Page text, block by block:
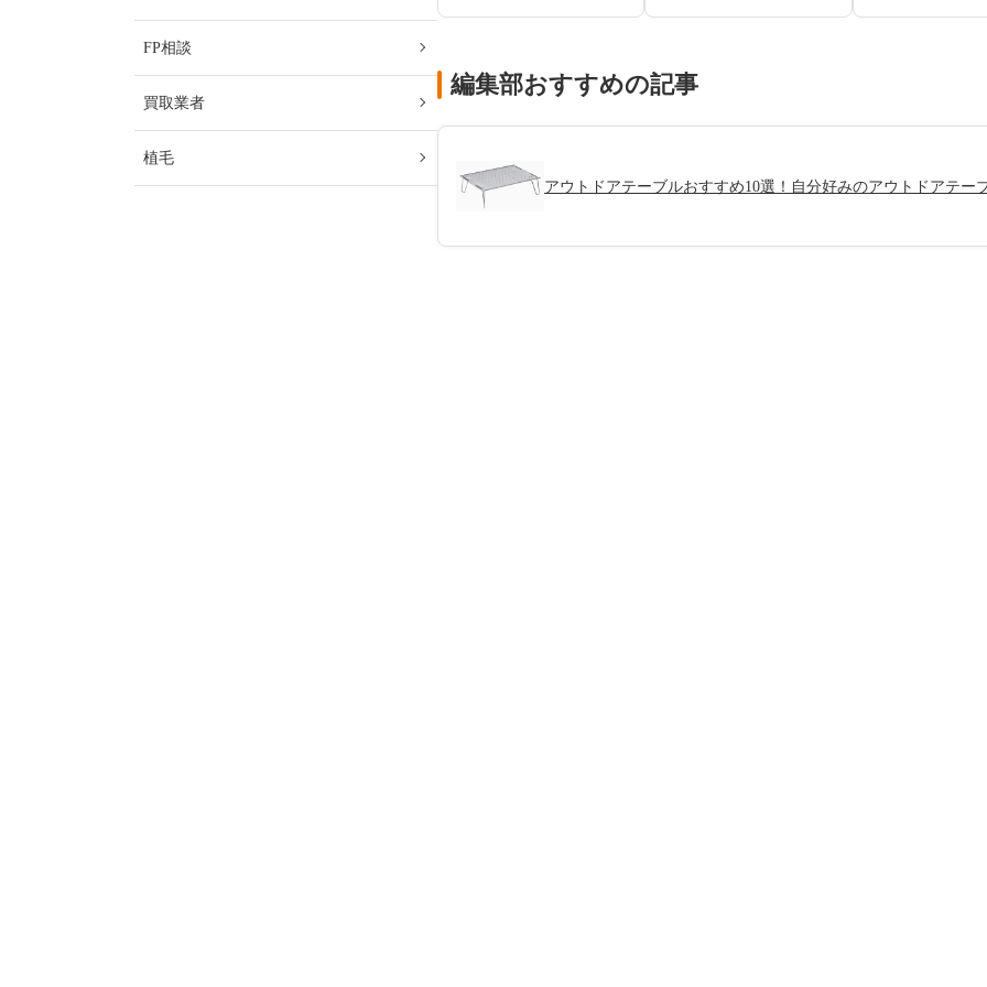
編集部おすすめの記事
アウトドアテーブルおすすめ10選！自分好みのアウトドアテー
FP相談
買取業者
植毛